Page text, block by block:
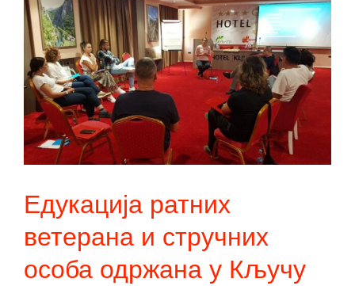
Едукација ратних
ветерана и стручних
особа одржана у Кључу